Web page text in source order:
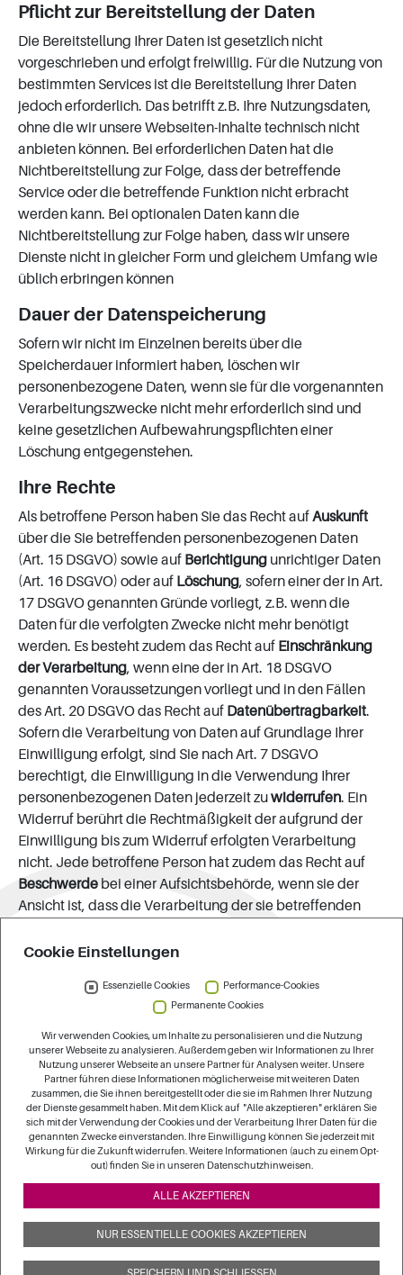
Pflicht zur Bereitstellung der Daten
Die Bereitstellung Ihrer Daten ist gesetzlich nicht
vorgeschrieben und erfolgt freiwillig. Für die Nutzung von
bestimmten Services ist die Bereitstellung Ihrer Daten
jedoch erforderlich. Das betrifft z.B. Ihre Nutzungsdaten,
ohne die wir unsere Webseiten-Inhalte technisch nicht
anbieten können. Bei erforderlichen Daten hat die
Nichtbereitstellung zur Folge, dass der betreffende
Service oder die betreffende Funktion nicht erbracht
werden kann. Bei optionalen Daten kann die
Nichtbereitstellung zur Folge haben, dass wir unsere
Dienste nicht in gleicher Form und gleichem Umfang wie
üblich erbringen können
Dauer der Datenspeicherung
Sofern wir nicht im Einzelnen bereits über die
Speicherdauer informiert haben, löschen wir
personenbezogene Daten, wenn sie für die vorgenannten
Verarbeitungszwecke nicht mehr erforderlich sind und
keine gesetzlichen Aufbewahrungspflichten einer
Löschung entgegenstehen.
Ihre Rechte
Als betroffene Person haben Sie das Recht aufAuskunft
über die Sie betreffenden personenbezogenen Daten
(Art. 15 DSGVO) sowie auf Berichtigung unrichtiger Daten
(Art. 16 DSGVO) oder auf Löschung, sofern einer der in Art.
17 DSGVO genannten Gründe vorliegt, z.B. wenn die
Daten für die verfolgten Zwecke nicht mehr benötigt
werden. Es besteht zudem das Recht auf Einschränkung
der Verarbeitung, wenn eine der in Art. 18 DSGVO
genannten Voraussetzungen vorliegt und in den Fällen
des Art. 20 DSGVO das Recht auf Datenübertragbarkeit.
Sofern die Verarbeitung von Daten auf Grundlage Ihrer
Einwilligung erfolgt, sind Sie nach Art. 7 DSGVO
berechtigt, die Einwilligung in die Verwendung Ihrer
personenbezogenen Daten jederzeit zuwiderrufen. Ein
Widerruf berührt die Rechtmäßigkeit der aufgrund der
Einwilligung bis zum Widerruf erfolgten Verarbeitung
nicht. Jede betroffene Person hat zudem das Recht auf
Beschwerde bei einer Aufsichtsbehörde, wenn sie der
Ansicht ist, dass die Verarbeitung der sie betreffenden
verstößt (Art. 77 DSGVO).
Widerspruchsrecht
In Fällen, in denen wir Ihre personenbezogenen Daten auf
der Rechtsgrundlage von Art. 6 Abs. 1 lit. e oder f DSGVO
verarbeiten, haben Sie das Recht, aus Gründen, die sich
aus Ihrer besonderen Situation ergeben, jederzeit
Widerspruch einzulegen. Wir verarbeiten die
personenbezogenen Daten dann nicht mehr, es sei denn,
es liegen nachweisbar zwingende schutzwürdige Gründe
für die Verarbeitung vor, die gegenüber Ihren Interessen,
Rechten und Freiheiten überwiegen, oder die
Verarbeitung dient der Geltendmachung, Ausübung oder
Verteidigung von Rechtsansprüchen.
Cookie Einstellungen
Essenzielle Cookies
Performance-Cookies
Permanente Cookies
Wir verwenden Cookies, um Inhalte zu personalisieren und die Nutzung
unserer Webseite zu analysieren. Außerdem geben wir Informationen zu Ihrer
Nutzung unserer Webseite an unsere Partner für Analysen weiter. Unsere
Partner führen diese Informationen möglicherweise mit weiteren Daten
zusammen, die Sie ihnen bereitgestellt oder die sie im Rahmen Ihrer Nutzung
der Dienste gesammelt haben. Mit dem Klick auf "Alle akzeptieren" erklären Sie
sich mit der Verwendung der Cookies und der Verarbeitung Ihrer Daten für die
genannten Zwecke einverstanden. Ihre Einwilligung können Sie jederzeit mit
Wirkung für die Zukunft widerrufen. Weitere Informationen (auch zu einem Opt-
out) finden Sie in unseren Datenschutzhinweisen.
ALLE AKZEPTIEREN
NUR ESSENTIELLE COOKIES AKZEPTIEREN